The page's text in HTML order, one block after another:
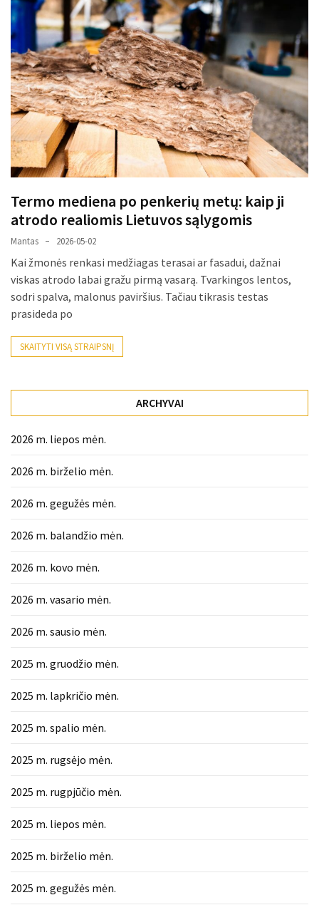
Termo mediena po penkerių metų: kaip ji
atrodo realiomis Lietuvos sąlygomis
Mantas 2026-05-02
Kai žmonės renkasi medžiagas terasai ar fasadui, dažnai
viskas atrodo labai gražu pirmą vasarą. Tvarkingos lentos,
sodri spalva, malonus paviršius. Tačiau tikrasis testas
prasideda po
SKAITYTI VISĄ STRAIPSNĮ
ARCHYVAI
2026 m. liepos mėn.
2026 m. birželio mėn.
2026 m. gegužės mėn.
2026 m. balandžio mėn.
2026 m. kovo mėn.
2026 m. vasario mėn.
2026 m. sausio mėn.
2025 m. gruodžio mėn.
2025 m. lapkričio mėn.
2025 m. spalio mėn.
2025 m. rugsėjo mėn.
2025 m. rugpjūčio mėn.
2025 m. liepos mėn.
2025 m. birželio mėn.
2025 m. gegužės mėn.